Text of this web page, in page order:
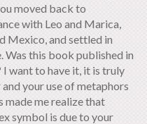
moved back to
with Leo and Marica,
Mexico, and settled in
Was this book published in
I want to have it, it is truly
your use of metaphors
made me realize that
symbol is due to your